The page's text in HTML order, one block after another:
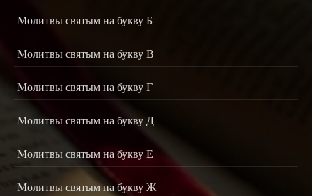
Молитвы святым на букву Б
Молитвы святым на букву В
Молитвы святым на букву Г
Молитвы святым на букву Д
Молитвы святым на букву Е
Молитвы святым на букву Ж